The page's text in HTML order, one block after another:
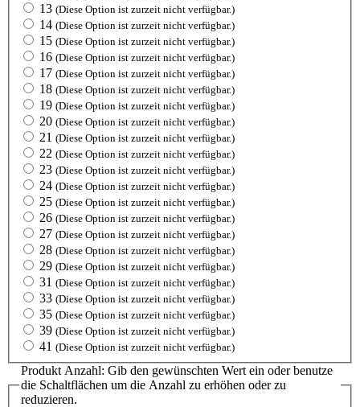
13 (Diese Option ist zurzeit nicht verfügbar.)
14 (Diese Option ist zurzeit nicht verfügbar.)
15 (Diese Option ist zurzeit nicht verfügbar.)
16 (Diese Option ist zurzeit nicht verfügbar.)
17 (Diese Option ist zurzeit nicht verfügbar.)
18 (Diese Option ist zurzeit nicht verfügbar.)
19 (Diese Option ist zurzeit nicht verfügbar.)
20 (Diese Option ist zurzeit nicht verfügbar.)
21 (Diese Option ist zurzeit nicht verfügbar.)
22 (Diese Option ist zurzeit nicht verfügbar.)
23 (Diese Option ist zurzeit nicht verfügbar.)
24 (Diese Option ist zurzeit nicht verfügbar.)
25 (Diese Option ist zurzeit nicht verfügbar.)
26 (Diese Option ist zurzeit nicht verfügbar.)
27 (Diese Option ist zurzeit nicht verfügbar.)
28 (Diese Option ist zurzeit nicht verfügbar.)
29 (Diese Option ist zurzeit nicht verfügbar.)
31 (Diese Option ist zurzeit nicht verfügbar.)
33 (Diese Option ist zurzeit nicht verfügbar.)
35 (Diese Option ist zurzeit nicht verfügbar.)
39 (Diese Option ist zurzeit nicht verfügbar.)
41 (Diese Option ist zurzeit nicht verfügbar.)
Produkt Anzahl: Gib den gewünschten Wert ein oder benutze
die Schaltflächen um die Anzahl zu erhöhen oder zu
reduzieren.